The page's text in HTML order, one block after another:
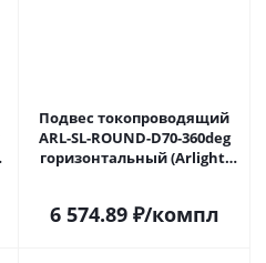
Подвес токопроводящий
ARL-SL-ROUND-D70-360deg
горизонтальный (Arlight,
6 574.89₽/компл